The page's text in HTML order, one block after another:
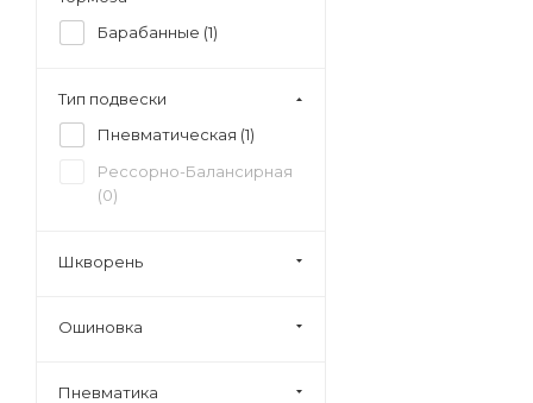
Барабанные (1)
Тип подвески
Пневматическая (1)
Рессорно-Балансирная
(0)
Шкворень
Ошиновка
Пневматика